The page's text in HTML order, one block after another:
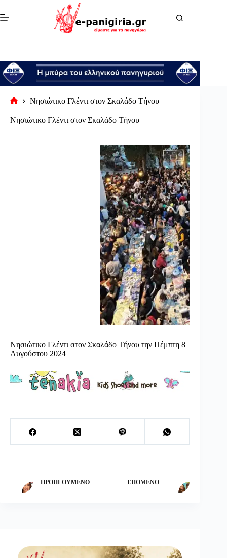
στο
περιεχόμενο
σελίδα
Νησιώτικο Γλέντι στον Σκαλάδο Τήνου
Νησιώτικο Γλέντι στον Σκαλάδο Τήνου
Νησιώτικο Γλέντι στον Σκαλάδο Τήνου την Πέμπτη 8
Αυγούστου 2024
ΠΡΟΗΓΟΎΜΕΝΟ ΕΠΌΜΕΝΟ